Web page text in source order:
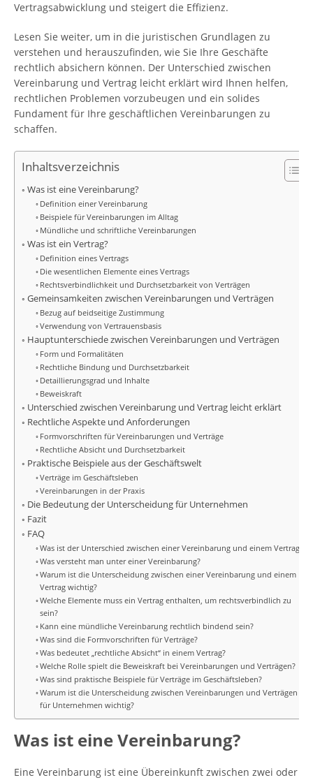
Vertragsabwicklung und steigert die Effizienz.
Lesen Sie weiter, um in die juristischen Grundlagen zu
verstehen und herauszufinden, wie Sie Ihre Geschäfte
rechtlich absichern können. Der Unterschied zwischen
Vereinbarung und Vertrag leicht erklärt wird Ihnen helfen,
rechtlichen Problemen vorzubeugen und ein solides
Fundament für Ihre geschäftlichen Vereinbarungen zu
schaffen.
Inhaltsverzeichnis
Was ist eine Vereinbarung?
Definition einer Vereinbarung
Beispiele für Vereinbarungen im Alltag
Mündliche und schriftliche Vereinbarungen
Was ist ein Vertrag?
Definition eines Vertrags
Die wesentlichen Elemente eines Vertrags
Rechtsverbindlichkeit und Durchsetzbarkeit von Verträgen
Gemeinsamkeiten zwischen Vereinbarungen und Verträgen
Bezug auf beidseitige Zustimmung
Verwendung von Vertrauensbasis
Hauptunterschiede zwischen Vereinbarungen und Verträgen
Form und Formalitäten
Rechtliche Bindung und Durchsetzbarkeit
Detaillierungsgrad und Inhalte
Beweiskraft
Unterschied zwischen Vereinbarung und Vertrag leicht erklärt
Rechtliche Aspekte und Anforderungen
Formvorschriften für Vereinbarungen und Verträge
Rechtliche Absicht und Durchsetzbarkeit
Praktische Beispiele aus der Geschäftswelt
Verträge im Geschäftsleben
Vereinbarungen in der Praxis
Die Bedeutung der Unterscheidung für Unternehmen
Fazit
FAQ
Was ist der Unterschied zwischen einer Vereinbarung und einem Vertrag?
Was versteht man unter einer Vereinbarung?
Warum ist die Unterscheidung zwischen einer Vereinbarung und einem
Vertrag wichtig?
Welche Elemente muss ein Vertrag enthalten, um rechtsverbindlich zu
sein?
Kann eine mündliche Vereinbarung rechtlich bindend sein?
Was sind die Formvorschriften für Verträge?
Was bedeutet „rechtliche Absicht“ in einem Vertrag?
Welche Rolle spielt die Beweiskraft bei Vereinbarungen und Verträgen?
Was sind praktische Beispiele für Verträge im Geschäftsleben?
Warum ist die Unterscheidung zwischen Vereinbarungen und Verträgen
für Unternehmen wichtig?
Was ist eine Vereinbarung?
Eine Vereinbarung ist eine Übereinkunft zwischen zwei oder